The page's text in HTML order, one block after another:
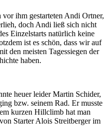
ihm gestarteten Andi Ortner,
doch Andi ließ sich nicht
Einzelstarts natürlich keine
ist es schön, dass wir auf
den meisten Tagessiegen der
haben.
heuer leider Martin Schider,
bzw. seinem Rad. Er musste
kurzen Hillclimb hat man
Starter Alois Streitberger im